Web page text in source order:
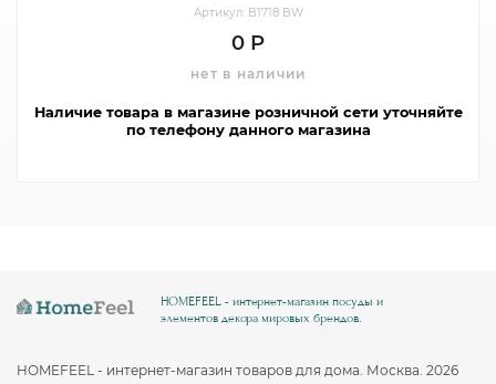
Артикул: B1718 BW
0 Р
нет в наличии
Наличие товара в магазине розничной сети уточняйте
по телефону данного магазина
HOMEFEEL - интернет-магазин посуды и
элементов декора мировых брендов.
HOMEFEEL - интернет-магазин товаров для дома. Москва. 2026